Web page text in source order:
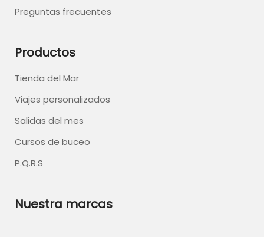
Preguntas frecuentes
Productos
Tienda del Mar
Viajes personalizados
Salidas del mes
Cursos de buceo
P.Q.R.S
Nuestra marcas